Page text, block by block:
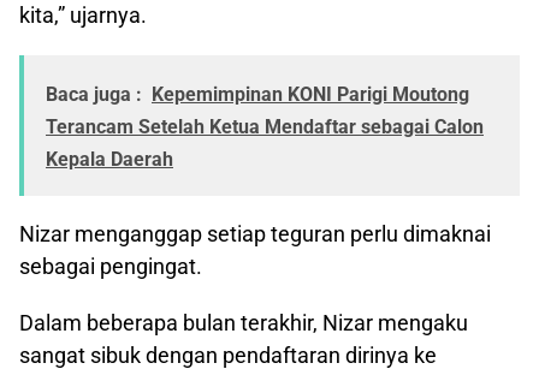
kita,” ujarnya.
Baca juga : Kepemimpinan KONI Parigi Moutong
Terancam Setelah Ketua Mendaftar sebagai Calon
Kepala Daerah
Nizar menganggap setiap teguran perlu dimaknai
sebagai pengingat.
Dalam beberapa bulan terakhir, Nizar mengaku
sangat sibuk dengan pendaftaran dirinya ke